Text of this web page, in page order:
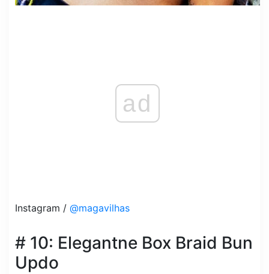
ad
Instagram / @magavilhas
# 10: Elegantne Box Braid Bun
Updo